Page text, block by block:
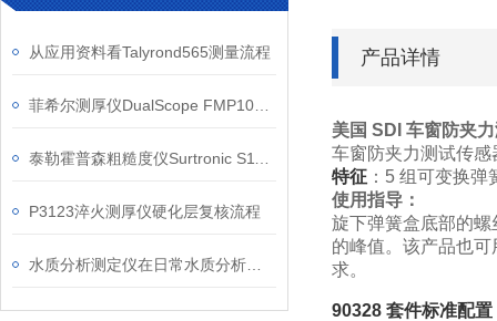
从应用资料看Talyrond565测量流程
P3123淬火测厚仪硬化层复核流程
产品详情
美国 SDI 车窗防夹
车窗防夹力测试传
特征 ：5 组可变换
使用指导：
旋下弹簧盒底部的
的峰值。 该产品也可
求。
90328 套件标准配